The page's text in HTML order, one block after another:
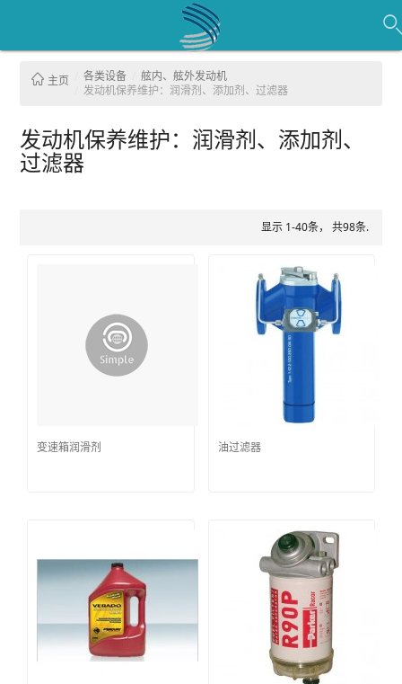
主页 各类设备
舷内、舷外发动机
发动机保养维护：润滑剂、添加剂、过滤器
发动机保养维护：润滑剂、添加剂、
过滤器
显示 1-40条， 共98条.
变速箱润滑剂 油过滤器